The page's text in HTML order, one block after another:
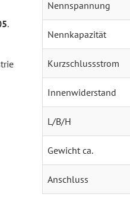
.
Nennspannung
Nennkapazität
Kurzschlussstrom
Innenwiderstand
L/B/H
Gewicht ca.
Anschluss